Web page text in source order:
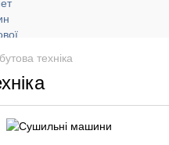
техніка